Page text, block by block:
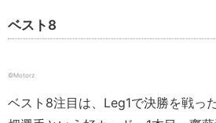
ベスト8
©️Motorz
ベスト8注目は、Leg1で決勝を戦っ